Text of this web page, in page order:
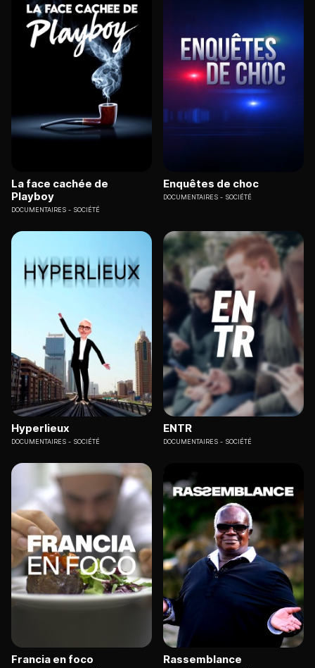
La face cachée de
Playboy
DOCUMENTAIRES SOCIÉTÉ
Enquêtes de choc
DOCUMENTAIRES SOCIÉTÉ
Hyperlieux
DOCUMENTAIRES SOCIÉTÉ
ENTR
DOCUMENTAIRES SOCIÉTÉ
Francia en foco Rassemblance